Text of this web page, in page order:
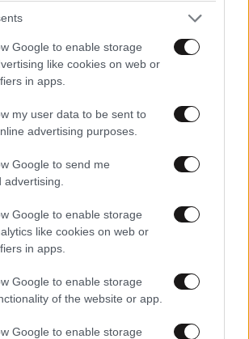
Google to enable storage
like cookies on web or
in apps.
my user data to be sent to
advertising purposes.
Google to send me
Google to enable storage
like cookies on web or
in apps.
Google to enable storage
of the website or app.
Google to enable storage